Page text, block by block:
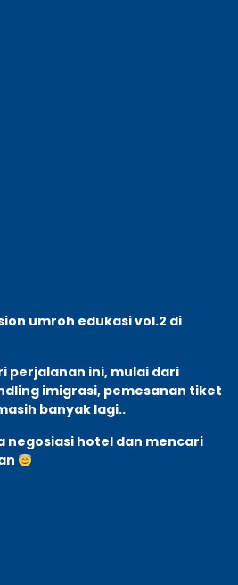
umroh edukasi vol.2 di
perjalanan ini, mulai dari
imigrasi, pemesanan tiket
banyak lagi..
negosiasi hotel dan mencari